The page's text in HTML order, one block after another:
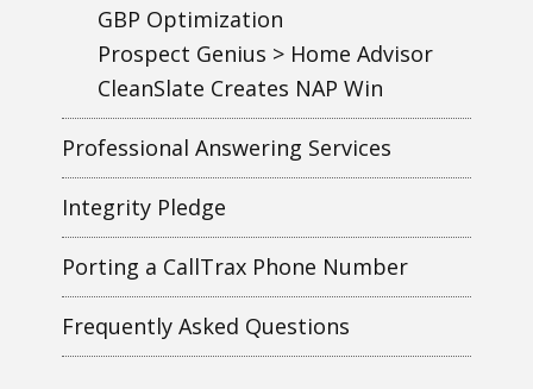
GBP Optimization
Prospect Genius > Home Advisor
CleanSlate Creates NAP Win
Professional Answering Services
Integrity Pledge
Porting a CallTrax Phone Number
Frequently Asked Questions